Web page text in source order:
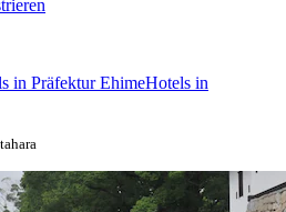
in Präfektur EhimeHotels in